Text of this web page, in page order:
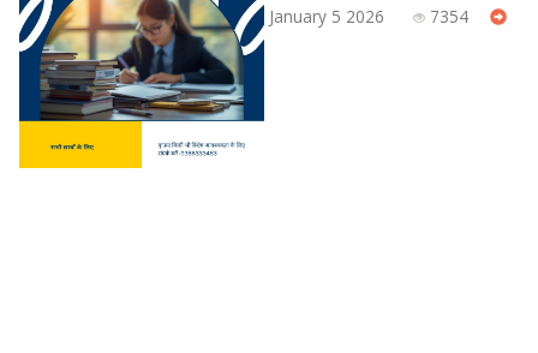
January 5 2026
7354